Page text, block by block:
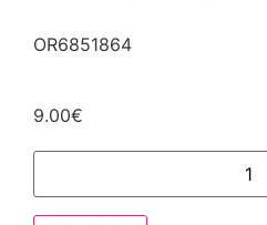
OR6851864
9.00€